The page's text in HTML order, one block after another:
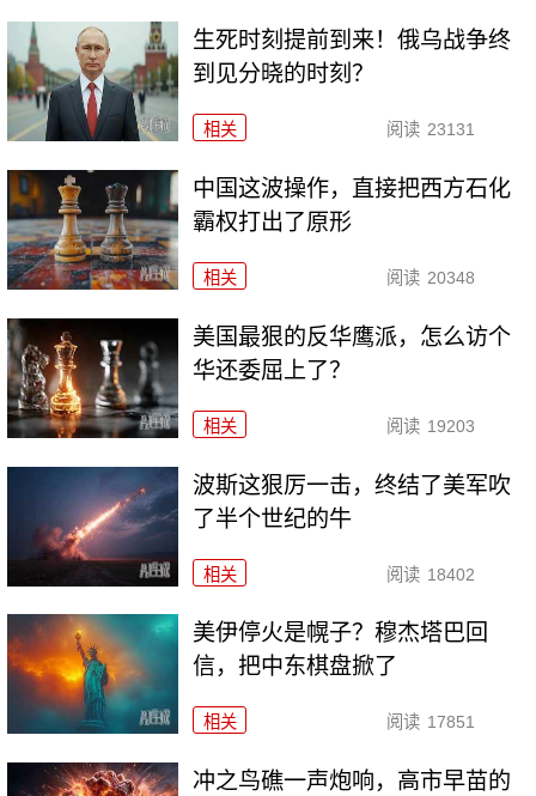
生死时刻提前到来！俄乌战争终
到见分晓的时刻？
相关 阅读 23131
中国这波操作，直接把西方石化
霸权打出了原形
相关 阅读 20348
美国最狠的反华鹰派，怎么访个
华还委屈上了？
相关 阅读 19203
波斯这狠厉一击，终结了美军吹
了半个世纪的牛
相关 阅读 18402
美伊停火是幌子？穆杰塔巴回
信，把中东棋盘掀了
相关 阅读 17851
冲之鸟礁一声炮响，高市早苗的